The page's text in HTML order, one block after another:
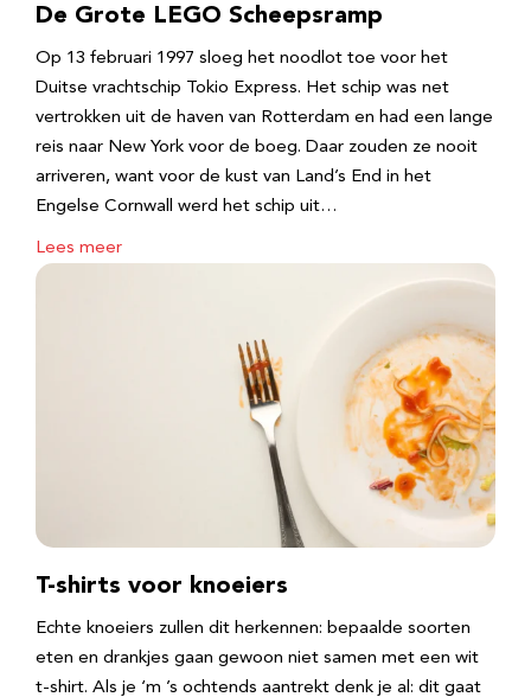
De Grote LEGO Scheepsramp
Op 13 februari 1997 sloeg het noodlot toe voor het
Duitse vrachtschip Tokio Express. Het schip was net
vertrokken uit de haven van Rotterdam en had een lange
reis naar New York voor de boeg. Daar zouden ze nooit
arriveren, want voor de kust van Land’s End in het
Engelse Cornwall werd het schip uit…
Lees meer
T-shirts voor knoeiers
Echte knoeiers zullen dit herkennen: bepaalde soorten
eten en drankjes gaan gewoon niet samen met een wit
t-shirt. Als je ‘m ’s ochtends aantrekt denk je al: dit gaat